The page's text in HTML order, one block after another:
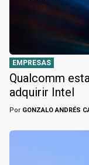
EMPRESAS
Qualcomm
adquirir Intel
Por GONZALO ANDRÉS